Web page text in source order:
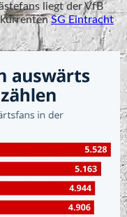
liegt der VfB
SG Eintracht